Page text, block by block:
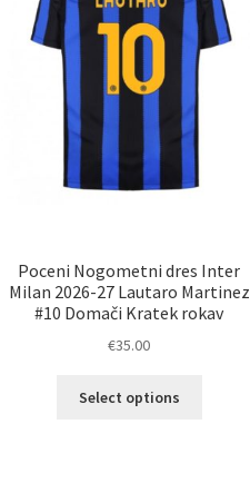
strani
izdelka
Poceni Nogometni dres Inter
Milan 2026-27 Lautaro Martinez
#10 Domači Kratek rokav
€35.00
Select options